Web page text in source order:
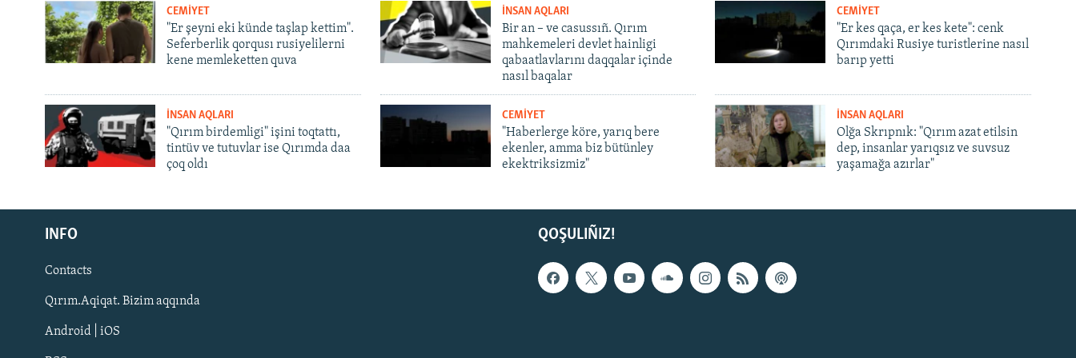
Русский
Українською
QOŞULIÑIZ!
CEMİYET
"Er şeyni eki künde taşlap kettim".
Seferberlik qorqusı rusiyelilerni
kene memleketten quva
İNSAN AQLARI
Bir an – ve casussıñ. Qırım
mahkemeleri devlet hainligi
qabaatlavlarını daqqalar içinde
nasıl baqalar
CEMİYET
"Er kes qaça, er kes kete": cenk
Qırımdaki Rusiye turistlerine nasıl
barıp yetti
İNSAN AQLARI
"Qırım birdemligi" işini toqtattı,
tintüv ve tutuvlar ise Qırımda daa
çoq oldı
CEMİYET
"Haberlerge köre, yarıq bere
ekenler, amma biz bütünley
ekektriksizmiz"
İNSAN AQLARI
Olğa Skrıpnık: "Qırım azat etilsin
dep, insanlar yarıqsız ve suvsuz
yaşamağa azırlar"
QOŞULIÑIZ!
INFO
Contacts
Qırım.Aqiqat. Bizim aqqında
Android | iOS